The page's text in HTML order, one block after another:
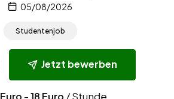
05/08/2026
Studentenjob
Jetzt bewerben
Euro -18 Euro / Stunde